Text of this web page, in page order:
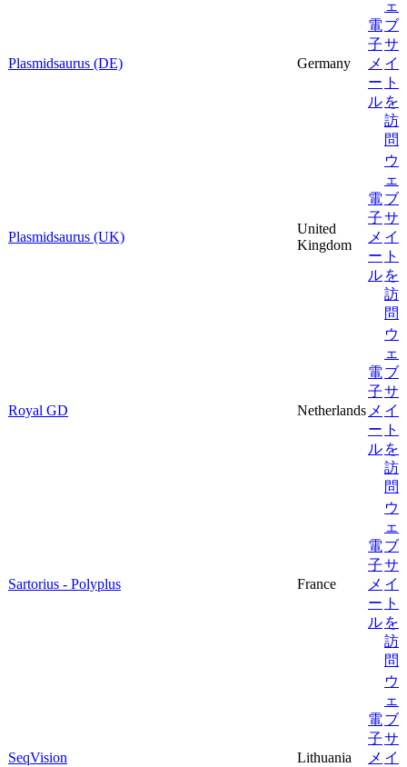
Plasmidsaurus (DE) Germany
電
子
メ
ー
ル
ェ
ブ
サ
イ
ト
を
訪
問
Plasmidsaurus (UK)
United
Kingdom
電
子
メ
ー
ル
ウ
ェ
ブ
サ
イ
ト
を
訪
問
Royal GD Netherlands
電
子
メ
ー
ル
ウ
ェ
ブ
サ
イ
ト
を
訪
問
Sartorius - Polyplus France
電
子
メ
ー
ル
ウ
ェ
ブ
サ
イ
ト
を
訪
問
SeqVision Lithuania
電
子
メ
ウ
ェ
ブ
サ
イ